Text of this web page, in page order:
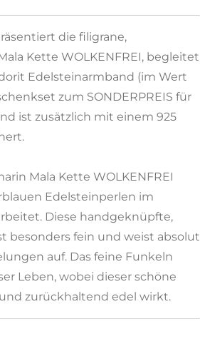
die filigrane,
Kette WOLKENFREI, begleitet
Edelsteinarmband (im Wert
zum SONDERPREIS für
ist zusätzlich mit einem 925
Mala Kette WOLKENFREI
Edelsteinperlen im
Diese handgeknüpfte,
besonders fein und weist absolut
auf. Das feine Funkeln
Leben, wobei dieser schöne
zurückhaltend edel wirkt.